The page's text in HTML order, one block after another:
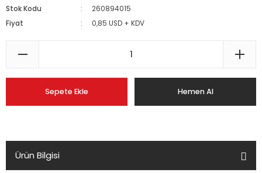
Stok Kodu
260894015
Fiyat
0,85 USD + KDV
Sepete Ekle Hemen Al
Ürün Bilgisi